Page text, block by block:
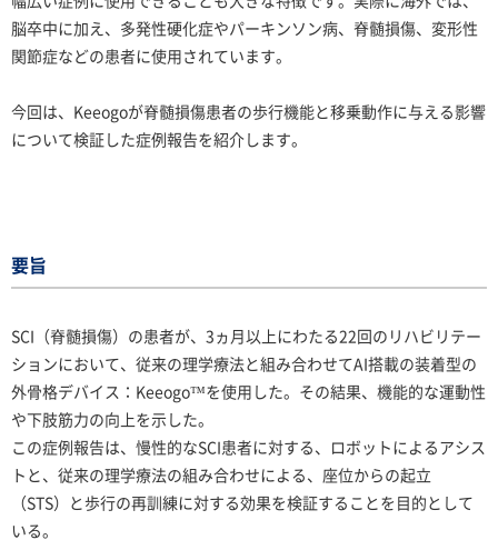
脳卒中に加え、多発性硬化症やパーキンソン病、脊髄損傷、変形性
関節症などの患者に使用されています。
今回は、Keeogoが脊髄損傷患者の歩行機能と移乗動作に与える影響
について検証した症例報告を紹介します。
要旨
SCI（脊髄損傷）の患者が、3ヵ月以上にわたる22回のリハビリテー
ションにおいて、従来の理学療法と組み合わせてAI搭載の装着型の
外骨格デバイス：Keeogo™を使用した。その結果、機能的な運動性
や下肢筋力の向上を示した。
この症例報告は、慢性的なSCI患者に対する、ロボットによるアシス
トと、従来の理学療法の組み合わせによる、座位からの起立
（STS）と歩行の再訓練に対する効果を検証することを目的として
いる。